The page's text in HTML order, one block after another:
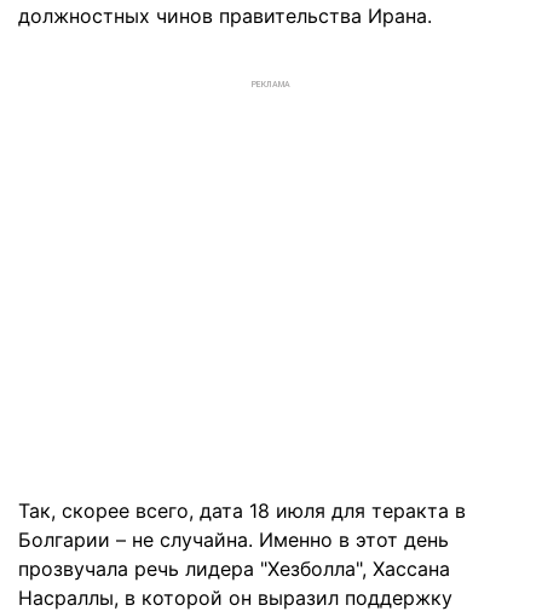
должностных чинов правительства Ирана.
РЕКЛАМА
Так, скорее всего, дата 18 июля для теракта в
Болгарии – не случайна. Именно в этот день
прозвучала речь лидера "Хезболла", Хассана
Насраллы, в которой он выразил поддержку